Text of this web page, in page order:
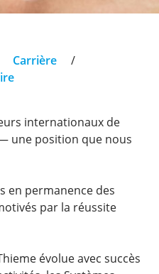
Carrière
/
internationaux de
une position que nous
en permanence des
par la réussite
évolue avec succès